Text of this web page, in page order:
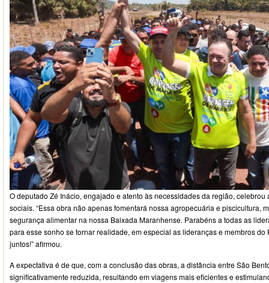
O deputado Zé Inácio, engajado e atento às necessidades da região, celebrou
sociais. “Essa obra não apenas fomentará nossa agropecuária e piscicultura,
segurança alimentar na nossa Baixada Maranhense. Parabéns a todas as
para esse sonho se tornar realidade, em especial as lideranças e membros do
juntos!” afirmou.
A expectativa é de que, com a conclusão das obras, a distância entre São
significativamente reduzida, resultando em viagens mais eficientes e